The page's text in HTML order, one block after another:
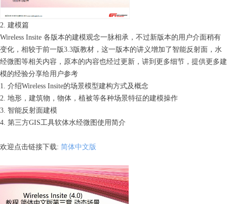
2. 建模篇
Wireless Insite 各版本的建模观念一脉相承，不过新版本的用户介面稍有
变化，相较于前一版3.3版教材，这一版本的讲义增加了智能反射面，水
经微图等相关内容，原本的内容也经过更新，讲到更多细节，提供更多建
模的经验分享给用户参考
1. 介绍Wireless Insite的场景模型建构方式及概念
2. 地形，建筑物，物体，植被等各种场景特征的建模操作
3. 智能反射面建模
4. 第三方GIS工具软体水经微图使用简介
欢迎点击链接下载: 简体中文版